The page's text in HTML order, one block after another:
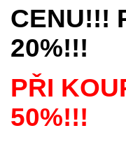
CENU!!!
20%!!!
PŘI
50%!!!